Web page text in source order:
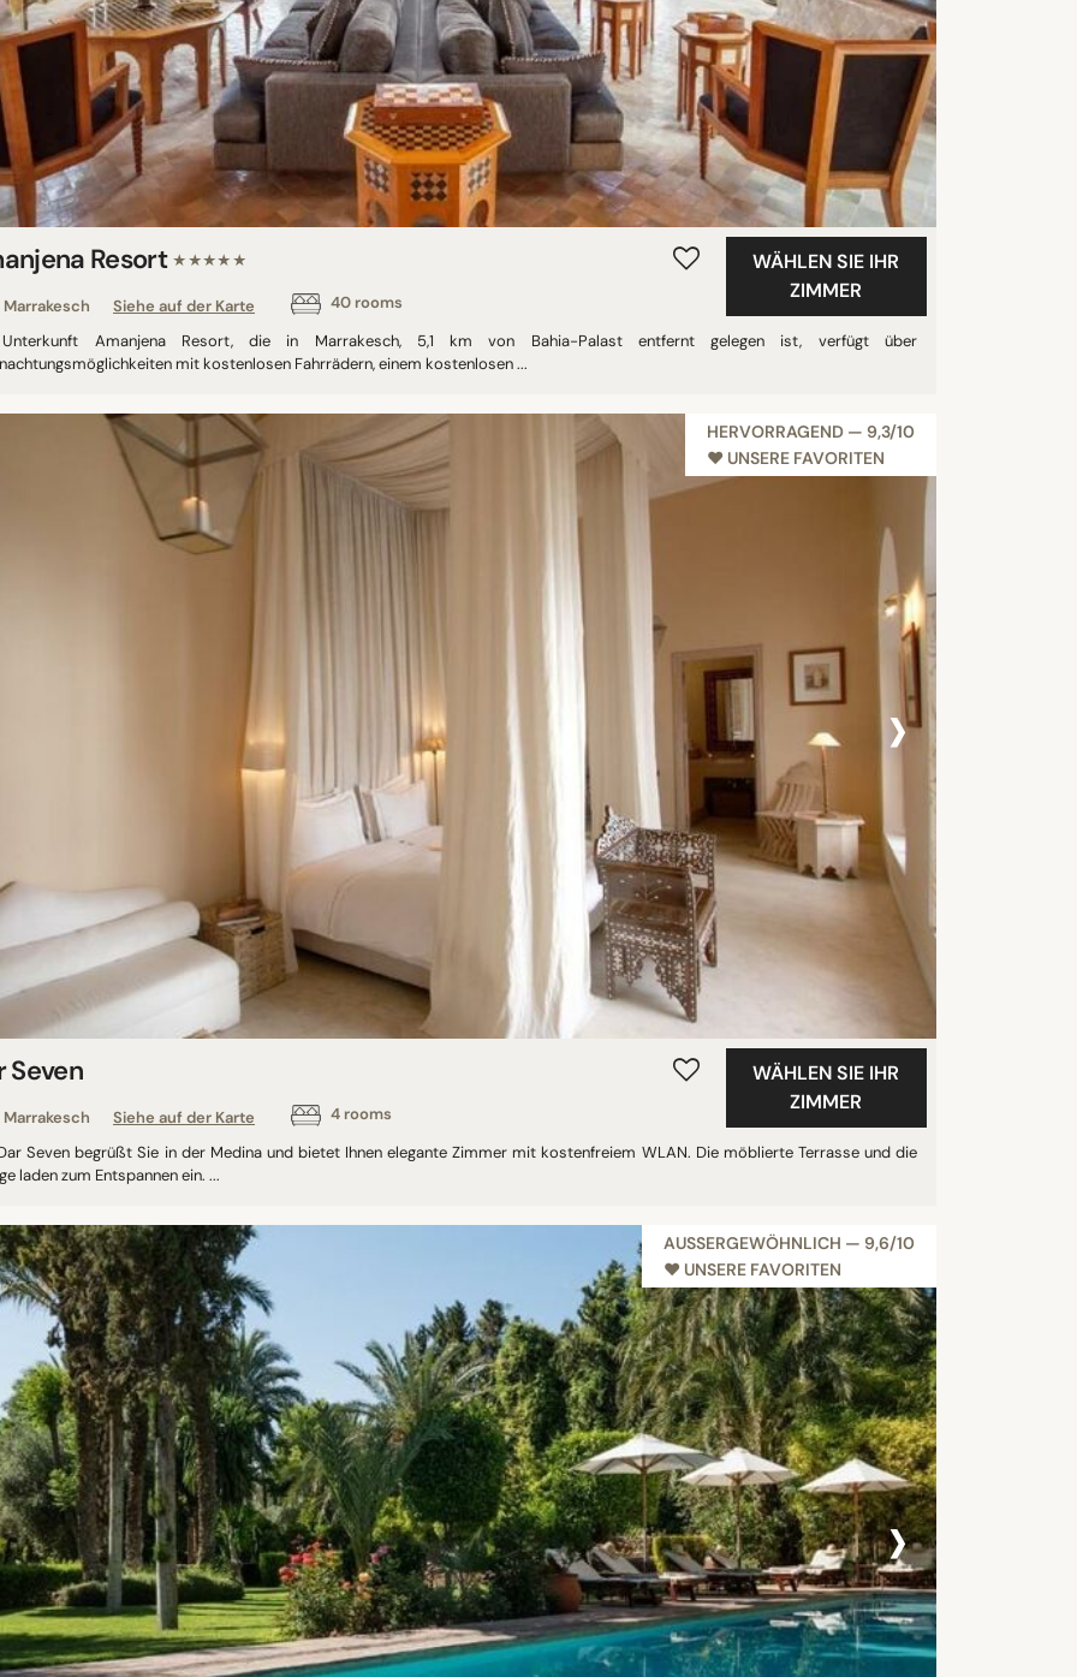
Resort ★★★★★
Marrakesch Siehe auf der Karte 40 rooms
WÄHLEN SIE IHR
ZIMMER
Amanjena Resort, die in Marrakesch, 5,1 km von Bahia-Palast entfernt gelegen ist, verfügt über
mit kostenlosen Fahrrädern, einem kostenlosen ...
HERVORRAGEND — 9,3/10
♥︎ UNSERE FAVORITEN
›
Seven
Marrakesch Siehe auf der Karte 4 rooms
WÄHLEN SIE IHR
ZIMMER
Seven begrüßt Sie in der Medina und bietet Ihnen elegante Zimmer mit kostenfreiem WLAN. Die möblierte Terrasse und die
laden zum Entspannen ein. ...
AUSSERGEWÖHNLICH — 9,6/10
♥︎ UNSERE FAVORITEN
›